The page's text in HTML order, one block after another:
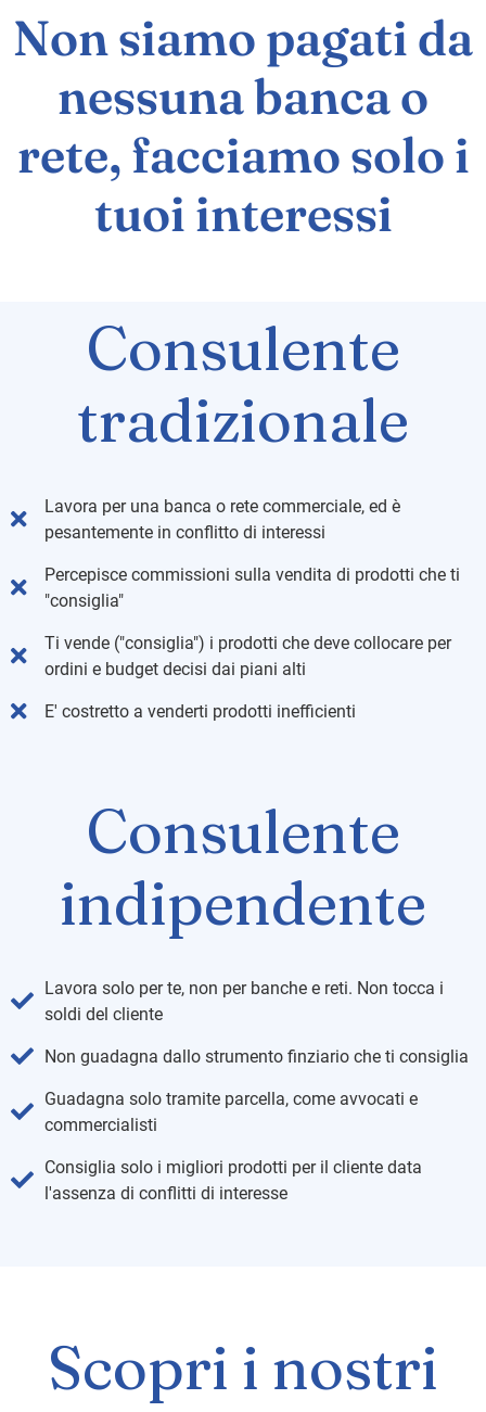
Non siamo pagati da
nessuna banca o
rete, facciamo solo i
tuoi interessi
Consulente
tradizionale
Lavora per una banca o rete commerciale, ed è
pesantemente in conflitto di interessi
Percepisce commissioni sulla vendita di prodotti che ti
"consiglia"
Ti vende ("consiglia") i prodotti che deve collocare per
ordini e budget decisi dai piani alti
E' costretto a venderti prodotti inefficienti
Consulente
indipendente
Lavora solo per te, non per banche e reti. Non tocca i
soldi del cliente
Non guadagna dallo strumento finziario che ti consiglia
Guadagna solo tramite parcella, come avvocati e
commercialisti
Consiglia solo i migliori prodotti per il cliente data
l'assenza di conflitti di interesse
Scopri i nostri